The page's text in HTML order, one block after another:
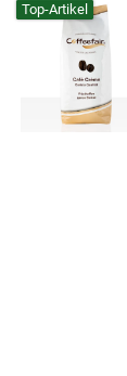
Top-Artikel